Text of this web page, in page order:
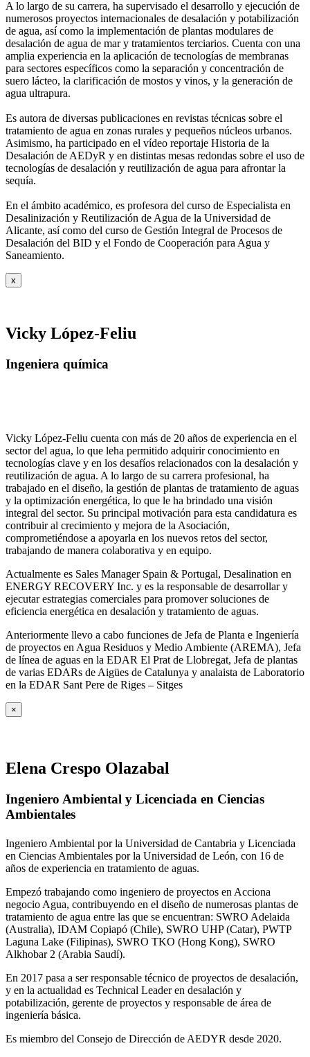
A lo largo de su carrera, ha supervisado el desarrollo y ejecución de
numerosos proyectos internacionales de desalación y potabilización
de agua, así como la implementación de plantas modulares de
desalación de agua de mar y tratamientos terciarios. Cuenta con una
amplia experiencia en la aplicación de tecnologías de membranas
para sectores específicos como la separación y concentración de
suero lácteo, la clarificación de mostos y vinos, y la generación de
agua ultrapura.
Es autora de diversas publicaciones en revistas técnicas sobre el
tratamiento de agua en zonas rurales y pequeños núcleos urbanos.
Asimismo, ha participado en el vídeo reportaje Historia de la
Desalación de AEDyR y en distintas mesas redondas sobre el uso de
tecnologías de desalación y reutilización de agua para afrontar la
sequía.
En el ámbito académico, es profesora del curso de Especialista en
Desalinización y Reutilización de Agua de la Universidad de
Alicante, así como del curso de Gestión Integral de Procesos de
Desalación del BID y el Fondo de Cooperación para Agua y
Saneamiento.
x
Vicky López-Feliu
Ingeniera química
Vicky López-Feliu cuenta con más de 20 años de experiencia en el
sector del agua, lo que leha permitido adquirir conocimiento en
tecnologías clave y en los desafíos relacionados con la desalación y
reutilización de agua. A lo largo de su carrera profesional, ha
trabajado en el diseño, la gestión de plantas de tratamiento de aguas
y la optimización energética, lo que le ha brindado una visión
integral del sector. Su principal motivación para esta candidatura es
contribuir al crecimiento y mejora de la Asociación,
comprometiéndose a apoyarla en los nuevos retos del sector,
trabajando de manera colaborativa y en equipo.
Actualmente es Sales Manager Spain & Portugal, Desalination en
ENERGY RECOVERY Inc. y es la responsable de desarrollar y
ejecutar estrategias comerciales para promover soluciones de
eficiencia energética en desalación y tratamiento de aguas.
Anteriormente llevo a cabo funciones de Jefa de Planta e Ingeniería
de proyectos en Agua Residuos y Medio Ambiente (AREMA), Jefa
de línea de aguas en la EDAR El Prat de Llobregat, Jefa de plantas
de varias EDARs de Aigües de Catalunya y analaista de Laboratorio
en la EDAR Sant Pere de Riges – Sitges
×
Elena Crespo Olazabal
Ingeniero Ambiental y Licenciada en Ciencias
Ambientales
Ingeniero Ambiental por la Universidad de Cantabria y Licenciada
en Ciencias Ambientales por la Universidad de León, con 16 de
años de experiencia en tratamiento de aguas.
Empezó trabajando como ingeniero de proyectos en Acciona
negocio Agua, contribuyendo en el diseño de numerosas plantas de
tratamiento de agua entre las que se encuentran: SWRO Adelaida
(Australia), IDAM Copiapó (Chile), SWRO UHP (Catar), PWTP
Laguna Lake (Filipinas), SWRO TKO (Hong Kong), SWRO
Alkhobar 2 (Arabia Saudí).
En 2017 pasa a ser responsable técnico de proyectos de desalación,
y en la actualidad es Technical Leader en desalación y
potabilización, gerente de proyectos y responsable de área de
ingeniería básica.
Es miembro del Consejo de Dirección de AEDYR desde 2020.